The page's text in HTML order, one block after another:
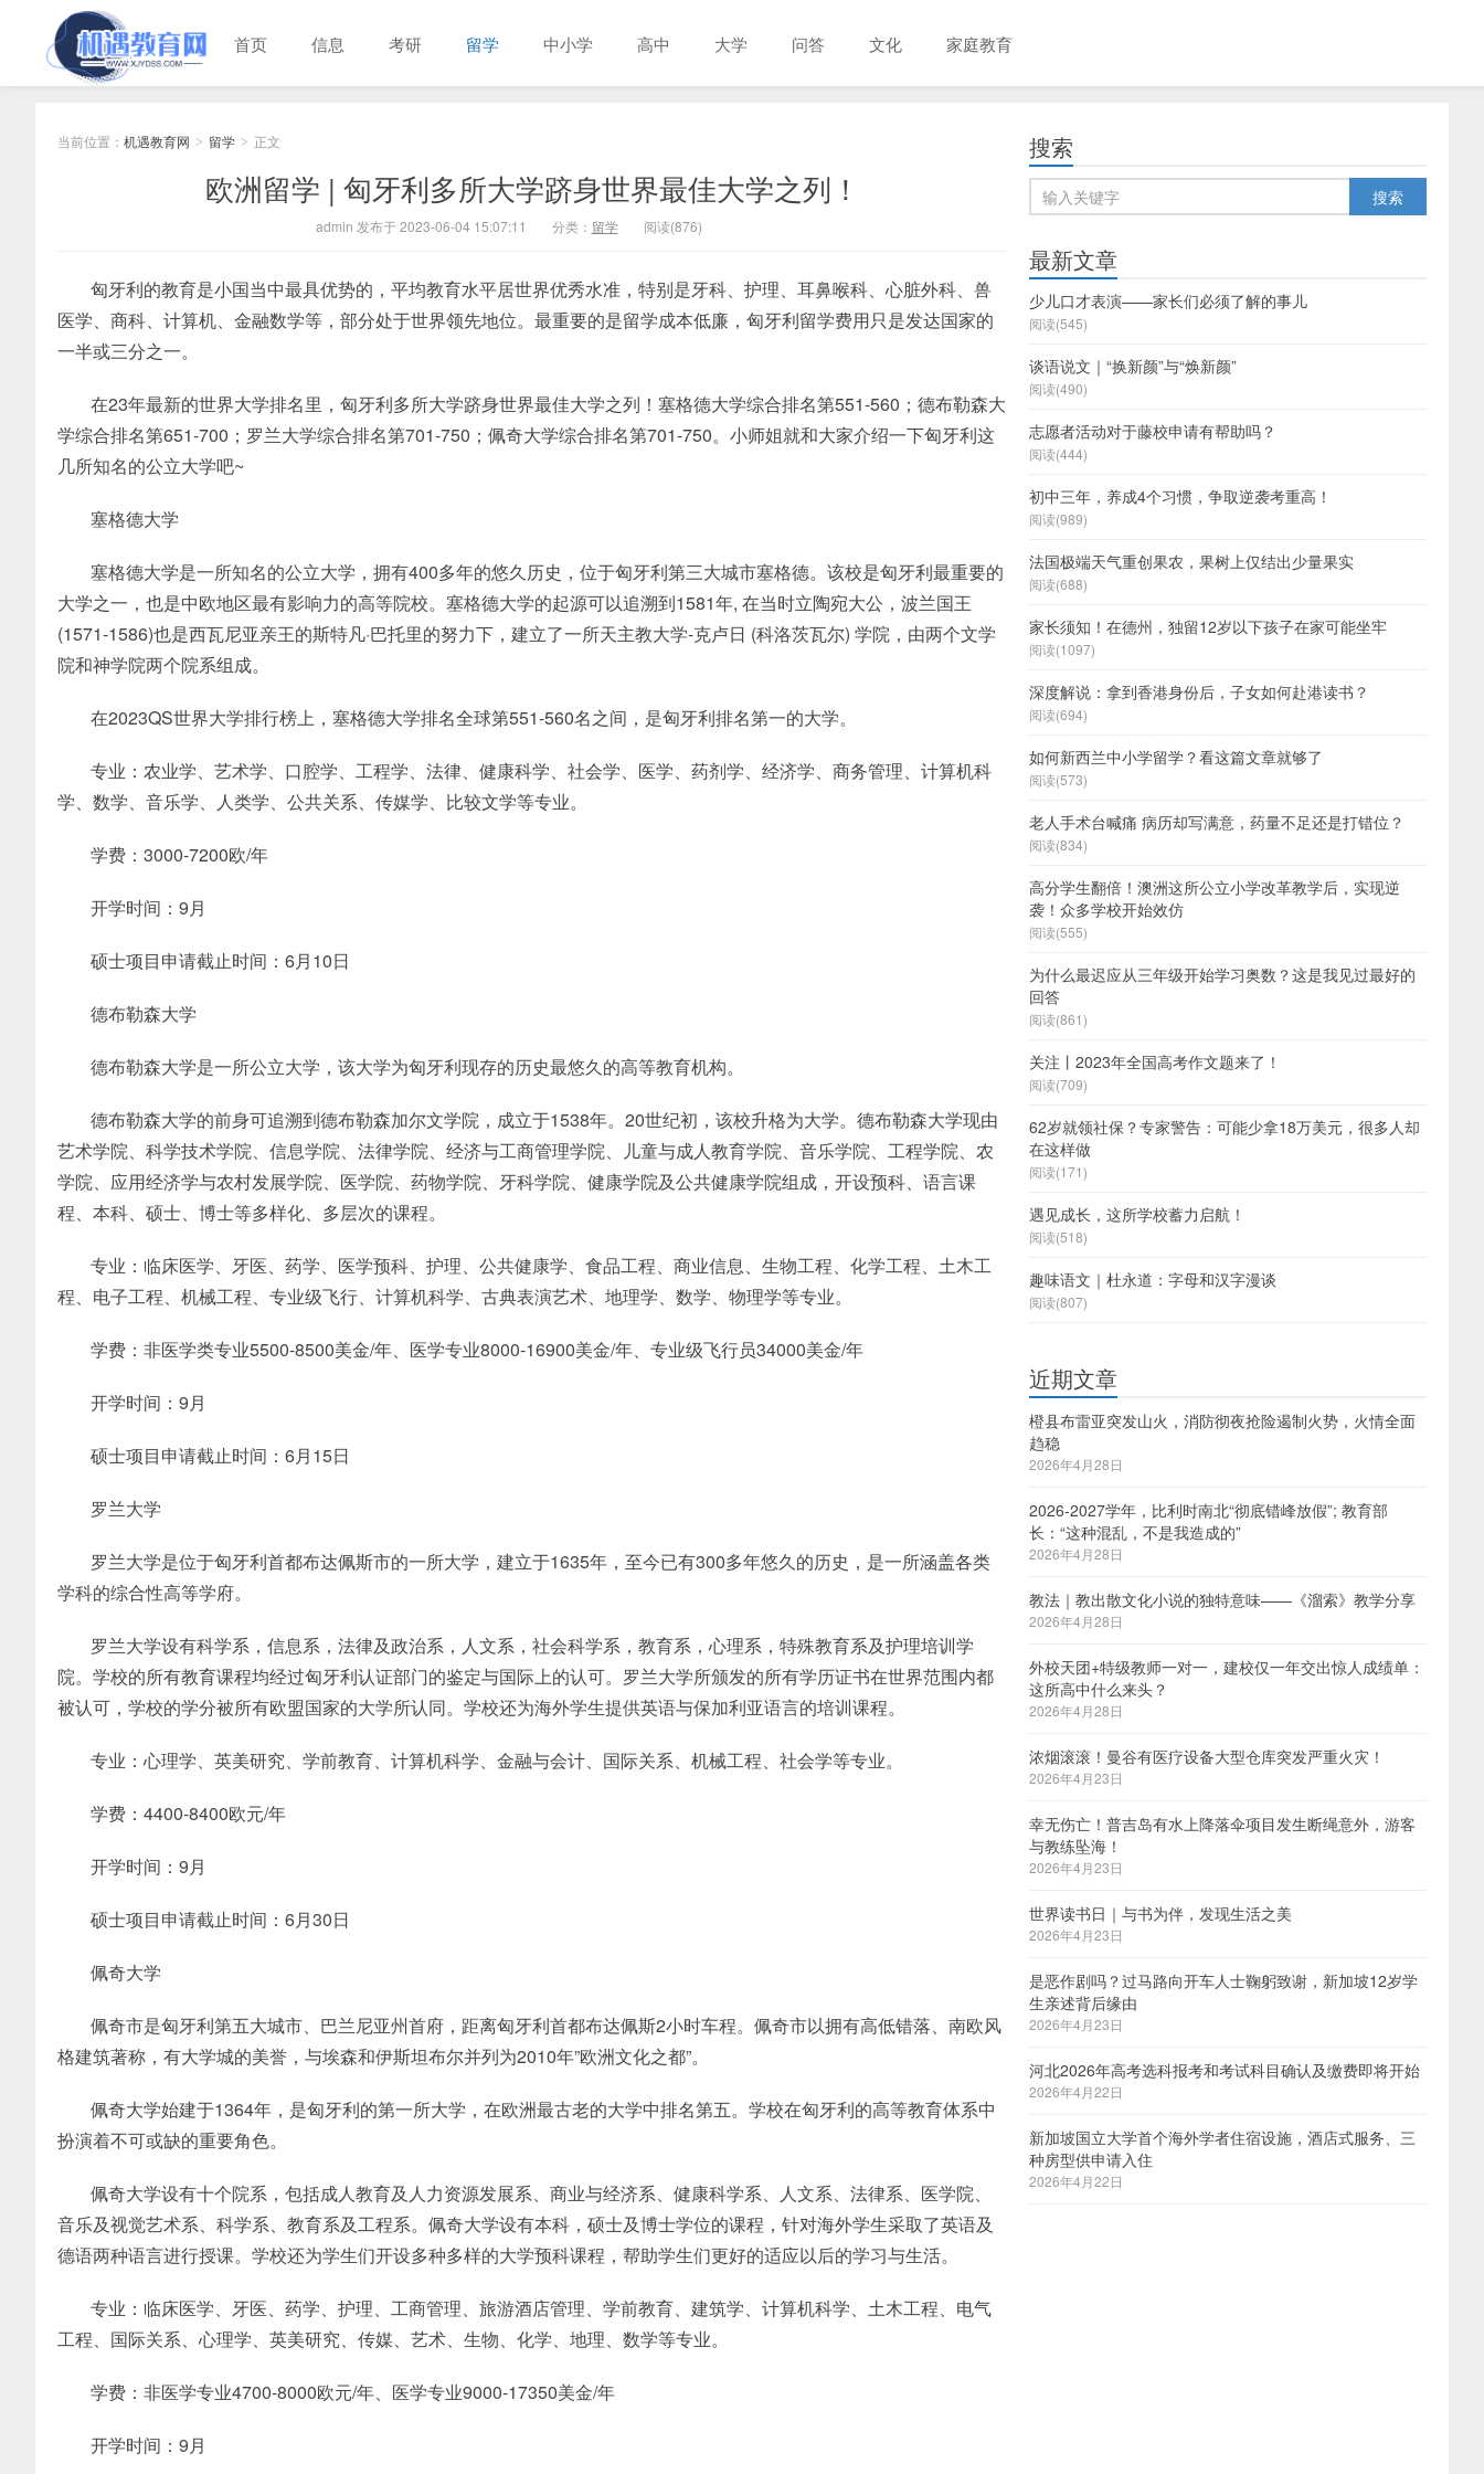
首页 信息 考研 留学 中小学 高中 大学 问答 文化 家庭教育
当前位置： 机遇教育网 > 留学 > 正文
欧洲留学 | 匈牙利多所大学跻身世界最佳大学之列！
admin 发布于 2023-06-04 15:07:11 分类： 留学 阅读(876)
匈牙利的教育是小国当中最具优势的，平均教育水平居世界优秀水准，特别是牙科、护理、耳鼻喉科、心脏外科、兽
医学、商科、计算机、金融数学等，部分处于世界领先地位。最重要的是留学成本低廉，匈牙利留学费用只是发达国家的
一半或三分之一。
在23年最新的世界大学排名里，匈牙利多所大学跻身世界最佳大学之列！塞格德大学综合排名第551-560；德布勒森大
学综合排名第651-700；罗兰大学综合排名第701-750；佩奇大学综合排名第701-750。小师姐就和大家介绍一下匈牙利这
几所知名的公立大学吧~
塞格德大学
塞格德大学是一所知名的公立大学，拥有400多年的悠久历史，位于匈牙利第三大城市塞格德。该校是匈牙利最重要的
大学之一，也是中欧地区最有影响力的高等院校。塞格德大学的起源可以追溯到1581年, 在当时立陶宛大公，波兰国王
(1571-1586)也是西瓦尼亚亲王的斯特凡·巴托里的努力下，建立了一所天主教大学-克卢日 (科洛茨瓦尔) 学院，由两个文学
院和神学院两个院系组成。
在2023QS世界大学排行榜上，塞格德大学排名全球第551-560名之间，是匈牙利排名第一的大学。
专业：农业学、艺术学、口腔学、工程学、法律、健康科学、社会学、医学、药剂学、经济学、商务管理、计算机科
学、数学、音乐学、人类学、公共关系、传媒学、比较文学等专业。
学费：3000-7200欧/年
开学时间：9月
硕士项目申请截止时间：6月10日
德布勒森大学
德布勒森大学是一所公立大学，该大学为匈牙利现存的历史最悠久的高等教育机构。
德布勒森大学的前身可追溯到德布勒森加尔文学院，成立于1538年。20世纪初，该校升格为大学。德布勒森大学现由
艺术学院、科学技术学院、信息学院、法律学院、经济与工商管理学院、儿童与成人教育学院、音乐学院、工程学院、农
学院、应用经济学与农村发展学院、医学院、药物学院、牙科学院、健康学院及公共健康学院组成，开设预科、语言课
程、本科、硕士、博士等多样化、多层次的课程。
专业：临床医学、牙医、药学、医学预科、护理、公共健康学、食品工程、商业信息、生物工程、化学工程、土木工
程、电子工程、机械工程、专业级飞行、计算机科学、古典表演艺术、地理学、数学、物理学等专业。
学费：非医学类专业5500-8500美金/年、医学专业8000-16900美金/年、专业级飞行员34000美金/年
开学时间：9月
硕士项目申请截止时间：6月15日
罗兰大学
罗兰大学是位于匈牙利首都布达佩斯市的一所大学，建立于1635年，至今已有300多年悠久的历史，是一所涵盖各类
学科的综合性高等学府。
罗兰大学设有科学系，信息系，法律及政治系，人文系，社会科学系，教育系，心理系，特殊教育系及护理培训学
院。学校的所有教育课程均经过匈牙利认证部门的鉴定与国际上的认可。罗兰大学所颁发的所有学历证书在世界范围内都
被认可，学校的学分被所有欧盟国家的大学所认同。学校还为海外学生提供英语与保加利亚语言的培训课程。
专业：心理学、英美研究、学前教育、计算机科学、金融与会计、国际关系、机械工程、社会学等专业。
学费：4400-8400欧元/年
开学时间：9月
硕士项目申请截止时间：6月30日
佩奇大学
佩奇市是匈牙利第五大城市、巴兰尼亚州首府，距离匈牙利首都布达佩斯2小时车程。佩奇市以拥有高低错落、南欧风
格建筑著称，有大学城的美誉，与埃森和伊斯坦布尔并列为2010年”欧洲文化之都”。
佩奇大学始建于1364年，是匈牙利的第一所大学，在欧洲最古老的大学中排名第五。学校在匈牙利的高等教育体系中
扮演着不可或缺的重要角色。
佩奇大学设有十个院系，包括成人教育及人力资源发展系、商业与经济系、健康科学系、人文系、法律系、医学院、
音乐及视觉艺术系、科学系、教育系及工程系。佩奇大学设有本科，硕士及博士学位的课程，针对海外学生采取了英语及
德语两种语言进行授课。学校还为学生们开设多种多样的大学预科课程，帮助学生们更好的适应以后的学习与生活。
专业：临床医学、牙医、药学、护理、工商管理、旅游酒店管理、学前教育、建筑学、计算机科学、土木工程、电气
工程、国际关系、心理学、英美研究、传媒、艺术、生物、化学、地理、数学等专业。
学费：非医学专业4700-8000欧元/年、医学专业9000-17350美金/年
开学时间：9月
搜索
最新文章
少儿口才表演——家长们必须了解的事儿
阅读(545)
谈语说文｜“换新颜”与“焕新颜”
阅读(490)
志愿者活动对于藤校申请有帮助吗？
阅读(444)
初中三年，养成4个习惯，争取逆袭考重高！
阅读(989)
法国极端天气重创果农，果树上仅结出少量果实
阅读(688)
家长须知！在德州，独留12岁以下孩子在家可能坐牢
阅读(1097)
深度解说：拿到香港身份后，子女如何赴港读书？
阅读(694)
如何新西兰中小学留学？看这篇文章就够了
阅读(573)
老人手术台喊痛 病历却写满意，药量不足还是打错位？
阅读(834)
高分学生翻倍！澳洲这所公立小学改革教学后，实现逆
袭！众多学校开始效仿
阅读(555)
为什么最迟应从三年级开始学习奥数？这是我见过最好的
回答
阅读(861)
关注丨2023年全国高考作文题来了！
阅读(709)
62岁就领社保？专家警告：可能少拿18万美元，很多人却
在这样做
阅读(171)
遇见成长，这所学校蓄力启航！
阅读(518)
趣味语文｜杜永道：字母和汉字漫谈
阅读(807)
近期文章
橙县布雷亚突发山火，消防彻夜抢险遏制火势，火情全面
趋稳
2026年4月28日
2026-2027学年，比利时南北“彻底错峰放假”; 教育部
长：“这种混乱，不是我造成的”
2026年4月28日
教法｜教出散文化小说的独特意味——《溜索》教学分享
2026年4月28日
外校天团+特级教师一对一，建校仅一年交出惊人成绩单：
这所高中什么来头？
2026年4月28日
浓烟滚滚！曼谷有医疗设备大型仓库突发严重火灾！
2026年4月23日
幸无伤亡！普吉岛有水上降落伞项目发生断绳意外，游客
与教练坠海！
2026年4月23日
世界读书日｜与书为伴，发现生活之美
2026年4月23日
是恶作剧吗？过马路向开车人士鞠躬致谢，新加坡12岁学
生亲述背后缘由
2026年4月23日
河北2026年高考选科报考和考试科目确认及缴费即将开始
2026年4月22日
新加坡国立大学首个海外学者住宿设施，酒店式服务、三
种房型供申请入住
2026年4月22日